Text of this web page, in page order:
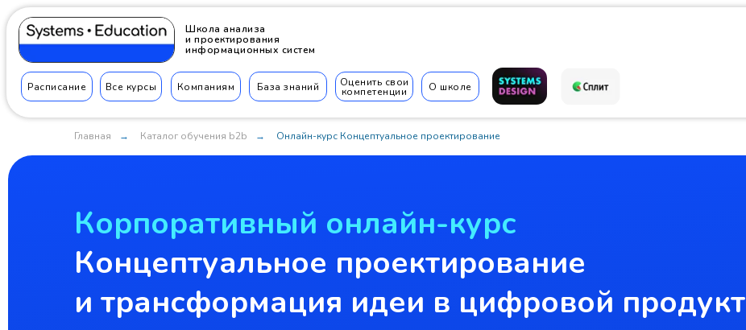
Школа анализа
и проектирования
информационных систем
Расписание Все курсы Компаниям Оценить свои
компетенции
База знаний О школе
✆
Главная → Каталог обучения b2b → Онлайн-курс Концептуальное проектирование
Корпоративный онлайн-курс
Концептуальное проектирование
и трансформация идеи в цифровой продукт